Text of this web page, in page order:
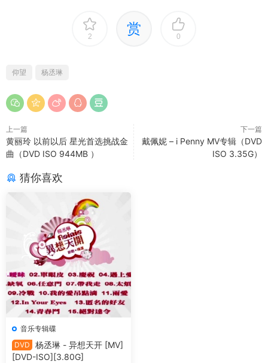
2 赏 0
仰望 杨丞琳
上一篇
黄丽玲 以前以后 星光首选挑战金
曲（DVD ISO 944MB ）
下一篇
戴佩妮 – i Penny MV专辑（DVD
ISO 3.35G）
猜你喜欢
音乐专辑碟
DVD
杨丞琳 - 异想天开 [MV]
[DVD-ISO][3.80G]